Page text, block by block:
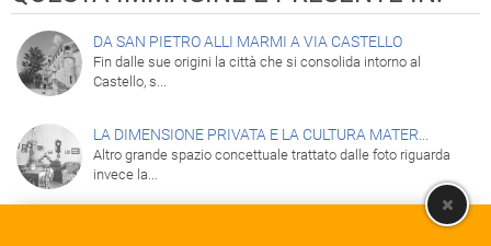
DA SAN PIETRO ALLI MARMI A VIA CASTELLO
Fin dalle sue origini la città che si consolida intorno al
Castello, s...
LA DIMENSIONE PRIVATA E LA CULTURA MATER...
Altro grande spazio concettuale trattato dalle foto riguarda
invece la...